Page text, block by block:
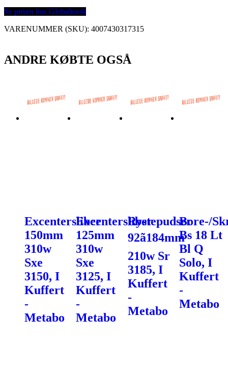
Se prisen hos Globaltools
VARENUMMER (SKU): 4007430317315
ANDRE KØBTE OGSÅ
Excentersliber
150mm
310w
Sxe
3150, I
Kuffert
-
Metabo
Excentersliber
125mm
310w
Sxe
3125, I
Kuffert
-
Metabo
Rystepudser
92ã184mm
210w Sr
3185, I
Kuffert
-
Metabo
Bore-/
Bs 18 Lt
Bl Q
Solo, I
Kuffert
-
Metabo